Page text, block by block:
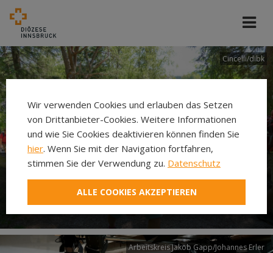
Cincelli/dibk
Neuer Pilgerweg Via
Laudato si’
Arbeitskreis Jakob Gapp/Johannes Erler
Wir verwenden Cookies und erlauben das Setzen
von Drittanbieter-Cookies. Weitere Informationen
und wie Sie Cookies deaktivieren können finden Sie
hier. Wenn Sie mit der Navigation fortfahren,
stimmen Sie der Verwendung zu. Datenschutz
ALLE COOKIES AKZEPTIEREN